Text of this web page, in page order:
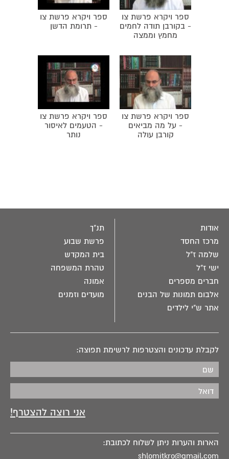
ספר ויקרא פרשת צו
- בקורבן תודה לחמים
מחמץ וממצה
ספר ויקרא פרשת צו
- תרומת הדשן
ספר ויקרא פרשת צו
- על מה מביאים
קורבן עולה
ספר ויקרא פרשת צו
- הטעמים לאיסור
נותר
אודות
מרכז החסד
שלמה ז"ל
ישי ז"ל
חברים מספרים
אלבום תמונות של הבנים
אתר ש"י לילדים
תנ"ך
פרשת שבוע
בית המקדש
טהרת המשפחה
אמונה
מועדים וזמנים
לקבלת עדכונים והצטרפות לרשימת תפוצה:
הארות והערות ניתן לשלוח לכתובת:
shlomitkro@gmail.com